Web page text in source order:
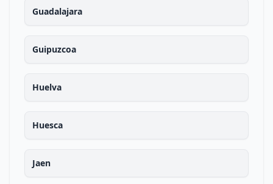
Guadalajara
Guipuzcoa
Huelva
Huesca
Jaen